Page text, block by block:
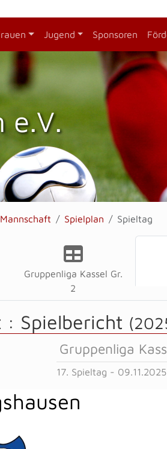
Jugend Sponsoren
e.V.
Spielplan Spieltag
Gruppenliga Kassel Gr.
2
: Spielbericht
Gruppenliga
17. Spieltag - 09.11.2025